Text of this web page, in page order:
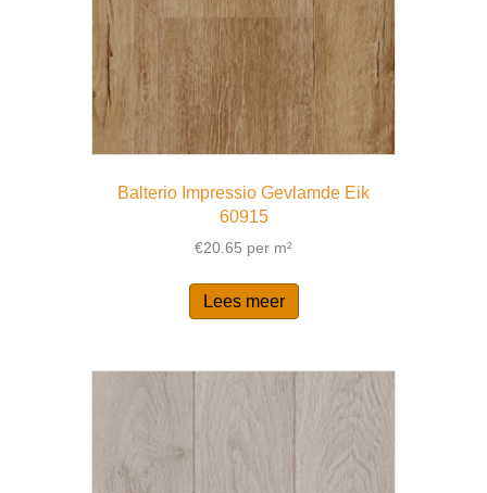
Balterio Impressio Gevlamde Eik
60915
€20.65 per m²
Lees meer